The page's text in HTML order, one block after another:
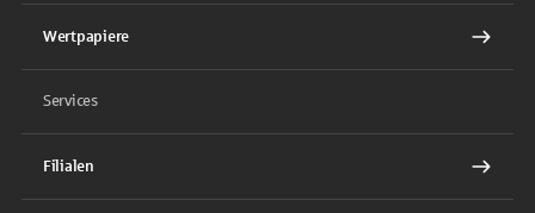
Wertpapiere
Services
Filialen